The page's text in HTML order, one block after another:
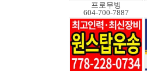
프로무빙
604-700-7887